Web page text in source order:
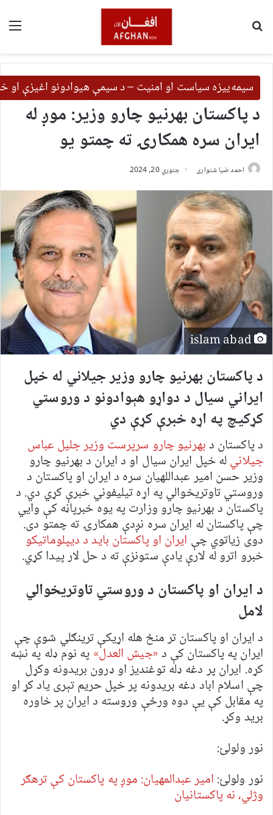
سیمه‌ییزه سیاست او امنیت – د سیمې هیوادونو اغیزې او
د پاکستان بهرنیو چارو وزیر: موږ له
ایران سره همکارۍ ته چمتو یو
احمد ضیا شنواری جنوري 20, 2024
islam abad
د پاکستان بهرنیو چارو وزیر جیلاني له خپل
ایراني سیال د دواړو هېوادونو د وروستي
کړکیچ په اړه خبرې کړې دي
د پاکستان دبهرنیو چارو سرپرست وزیر جلیل عباس
جیلانيله خپل ایران سیال او د ایران د بهرنیو چارو
وزیر حسن امیر عبداللهیان سره د ایران او پاکستان د
وروستي تاوتریخوالي په اړه تیلیفوني خبرې کړي دي. د
پاکستان د بهرنیو چارو وزارت په یوه خبرپاڼه کې وايي
چې پاکستان له ایران سره نږدې همکارۍ ته چمتو دی.
دوی زیاتوي چې ایران او پاکستان باید د دیپلوماتیکو
خبرو اترو له لارې یادې ستونزې ته د حل لار پیدا کړي.
د ایران او پاکستان د وروستي تاوتریخوالي
لامل
د ایران او پاکستان تر منځ هله اړیکې ترینګلي شوې چې
ایران په پاکستان کې د«جیش العدل» په نوم ډله په نښه
کړه. ایران پر دغه ډله توغندیز او ډرون بریدونه وکړل
چې اسلام اباد دغه بریدونه پر خپل حریم تېری یاد کړ او
په مقابل کې یې دوه ورځې وروسته د ایران پر خاوره
برید وکړ.
نور ولولئ:
نور ولولئ: امیر عبدالمهیان: موږ په پاکستان کې ترهګر
وژلي، نه پاکستانیان